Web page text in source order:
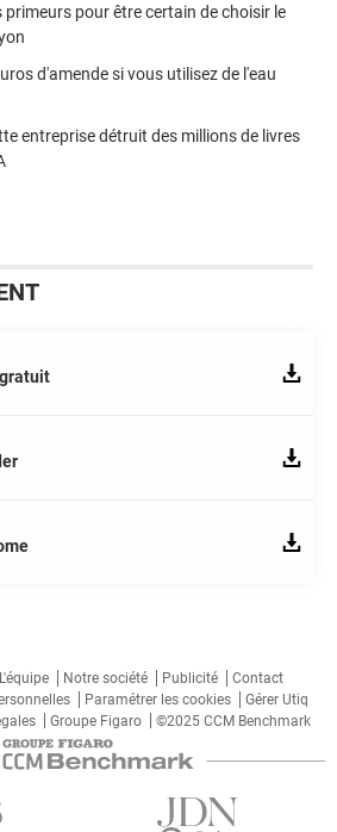
primeurs pour être certain de choisir le
d'amende si vous utilisez de l'eau
entreprise détruit des millions de livres
L'équipe Notre société Publicité
Contact
Paramétrer les cookies
Gérer Utiq
Groupe Figaro ©2025 CCM Benchmark